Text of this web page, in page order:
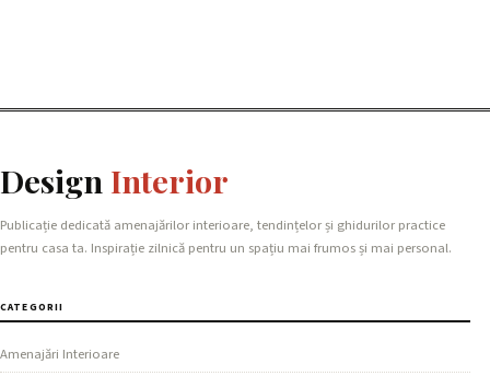
Design Interior
Publicație dedicată amenajărilor interioare, tendințelor și ghidurilor practice
pentru casa ta. Inspirație zilnică pentru un spațiu mai frumos și mai personal.
CATEGORII
Amenajări Interioare